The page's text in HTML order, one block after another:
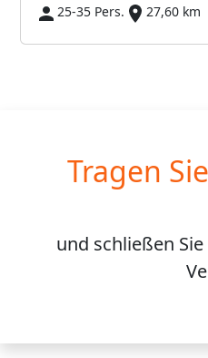
25-35 Pers.
27,60 km
Tragen
und schließen